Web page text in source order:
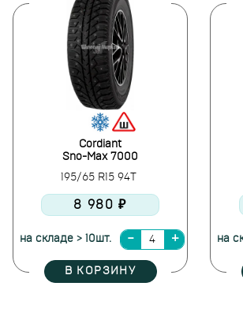
Cordiant
Sno-Max 7000
195/65 R15 94T
8 980 ₽
на складе > 10шт.
В КОРЗИНУ
на